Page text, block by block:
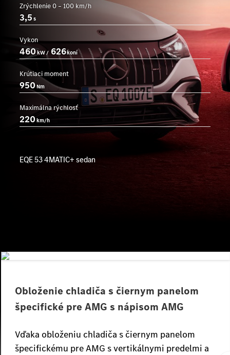
Zrýchlenie 0 – 100 km/h
3,5s
Vykon
460kW /626koní
Krútiaci moment
950Nm
Maximálna rýchlosť
220km/h
EQE 53 4MATIC+ sedan
Obloženie chladiča s čiernym panelom
špecifické pre AMG s nápisom AMG
Vďaka obloženiu chladiča s čiernym panelom
špecifickému pre AMG s vertikálnymi predelmi a